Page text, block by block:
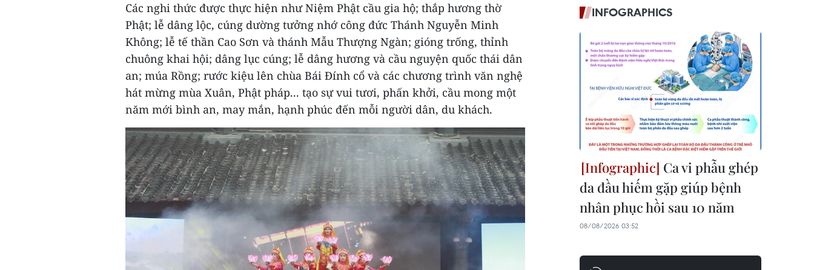
Các nghi thức được thực hiện như Niệm Phật cầu gia hộ; thắp hương thờ
Phật; lễ dâng lộc, cúng dường tưởng nhớ công đức Thánh Nguyễn Minh
Không; lễ tế thần Cao Sơn và thánh Mẫu Thượng Ngàn; gióng trống, thỉnh
chuông khai hội; dâng lục cúng; lễ dâng hương và cầu nguyện quốc thái dân
an; múa Rồng; rước kiệu lên chùa Bái Đính cổ và các chương trình văn nghệ
hát mừng mùa Xuân, Phật pháp... tạo sự vui tươi, phấn khởi, cầu mong một
năm mới bình an, may mắn, hạnh phúc đến mỗi người dân, du khách.
INFOGRAPHICS
Ca vi phẫu ghép
da đầu hiếm gặp giúp bệnh
nhân phục hồi sau 10 năm
08/08/2026 03:52